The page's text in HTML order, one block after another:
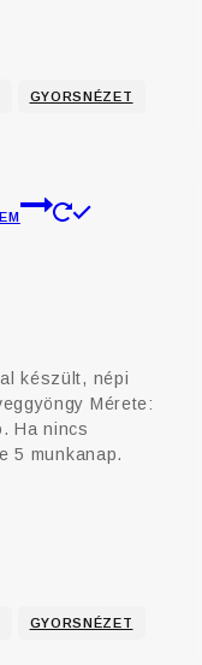
GYORSNÉZET
készült, népi
Mérete:
Ha nincs
5 munkanap.
GYORSNÉZET